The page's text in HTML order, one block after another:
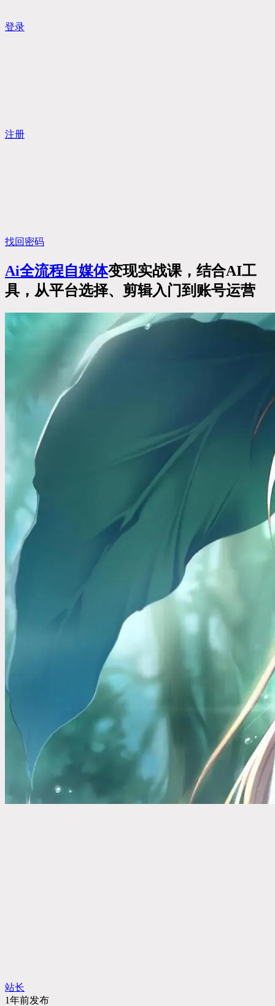
登录
注册
找回密码
Ai全流程自媒体变现实战课，结合AI工
具，从平台选择、剪辑入门到账号运营
站长
1年前发布